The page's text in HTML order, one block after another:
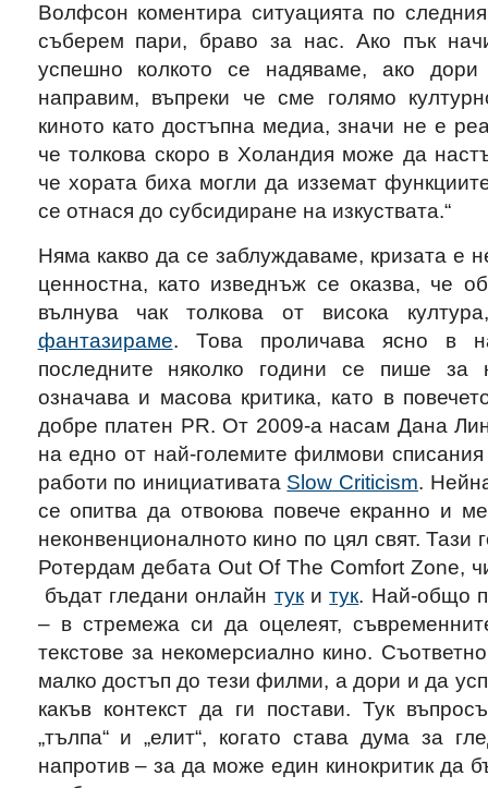
Волфсон коментира ситуацията по
съберем пари, браво за нас. Ако пък
успешно колкото се надяваме, ако
направим, въпреки че сме голямо
киното като достъпна медиа, значи не е
че толкова скоро в Холандия може да
че хората биха могли да изземат
се отнася до субсидиране на изкуствата.“
Няма какво да се заблуждаваме, кризата е
ценностна, като изведнъж се оказва, че
вълнува чак толкова от висока
фантазираме. Това проличава ясно в
последните няколко години се пише за
означава и масова критика, като в
добре платен PR. От 2009-а насам Дана
на едно от най-големите филмови
работи по инициативата Slow Criticism.
се опитва да отвоюва повече екранно и
неконвенционалното кино по цял свят.
Ротердам дебата Out Of The Comfort Zone,
бъдат гледани онлайн тукитук. Най-общо
– в стремежа си да оцелеят,
текстове за некомерсиално кино.
малко достъп до тези филми, а дори и да
какъв контекст да ги постави. Тук
„тълпа“ и „елит“, когато става дума за
напротив – за да може един кинокритик да